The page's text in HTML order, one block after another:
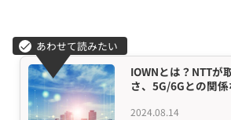
2024.08.14
IOWNとは？NTTが
さ、5G/6Gとの関